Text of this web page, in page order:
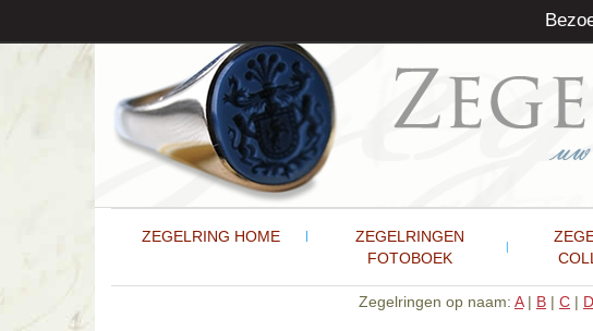
ZEGELRING HOME
ZEGELRINGEN
FOTOBOEK
Zegelringen op naam: A| B | C | D